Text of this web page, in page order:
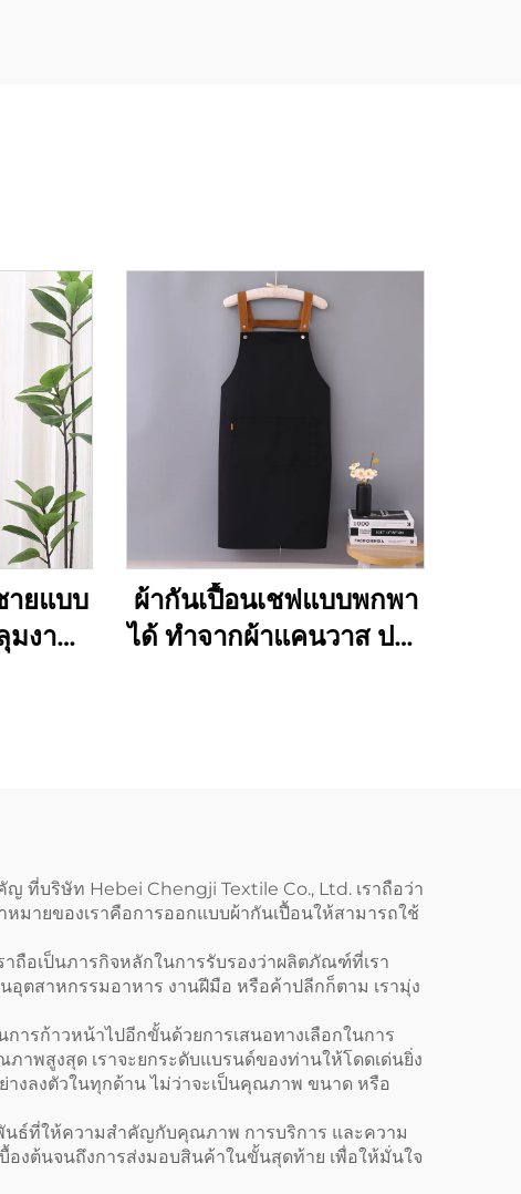
ายแบบ
มงาน
ผ้ากันเปื้อนเชฟแบบพกพา
ได้ ทำจากผ้าแคนวาส ปรับ
ที่บริษัท Hebei Chengji Textile Co., Ltd. เราถือว่า
มายของเราคือการออกแบบผ้ากันเปื้อนให้สามารถใช้
ถือเป็นภารกิจหลักในการรับรองว่าผลิตภัณฑ์ที่เรา
ตสาหกรรมอาหาร งานฝีมือ หรือค้าปลีกก็ตาม เรามุ่ง
ารก้าวหน้าไปอีกขั้นด้วยการเสนอทางเลือกในการ
พสูงสุด เราจะยกระดับแบรนด์ของท่านให้โดดเด่นยิ่ง
งลงตัวในทุกด้าน ไม่ว่าจะเป็นคุณภาพ ขนาด หรือ
นธ์ที่ให้ความสำคัญกับคุณภาพ การบริการ และความ
งต้นจนถึงการส่งมอบสินค้าในขั้นสุดท้าย เพื่อให้มั่นใจ